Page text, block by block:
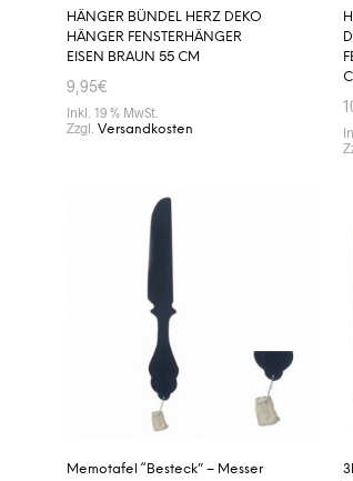
HÄNGER BÜNDEL HERZ DEKO
HÄNGER FENSTERHÄNGER
EISEN BRAUN 55 CM
9,95€
Inkl. 19 % MwSt.
Zzgl. Versandkosten
Memotafel “Besteck” – Messer